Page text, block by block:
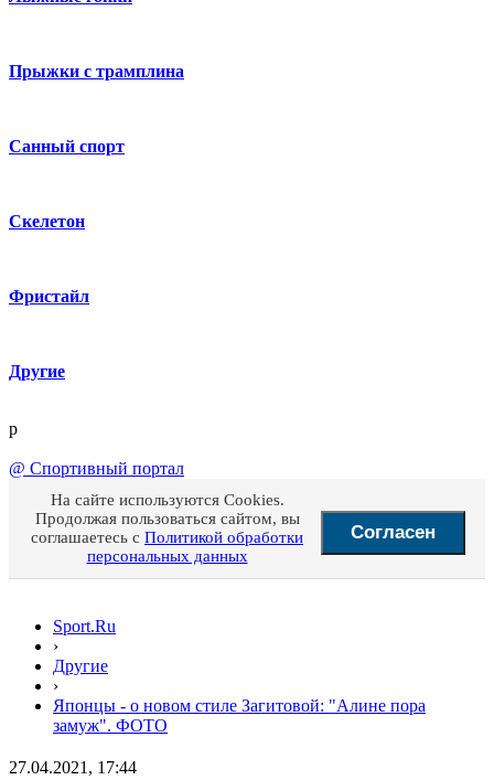
Прыжки с трамплина
Санный спорт
Скелетон
Фристайл
Другие
p
@ Спортивный портал
На сайте используются Cookies.
Продолжая пользоваться сайтом, вы
соглашаетесь с Политикой обработки
персональных данных
Согласен
Sport.Ru
›
Другие
›
Японцы - о новом стиле Загитовой: "Алине пора
замуж". ФОТО
27.04.2021, 17:44